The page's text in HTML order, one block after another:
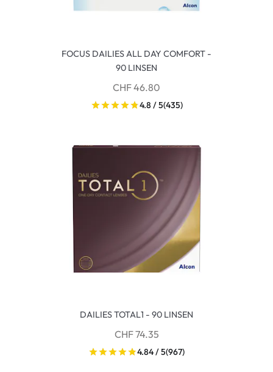
FOCUS DAILIES ALL DAY COMFORT -
90 LINSEN
CHF 46.80
4.8 / 5(435)
DAILIES TOTAL1 - 90 LINSEN
CHF 74.35
4.84 / 5(967)